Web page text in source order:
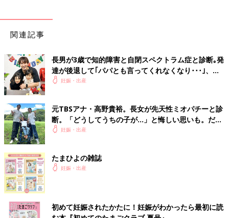
関連記事
長男が3歳で知的障害と自閉スペクトラム症と診断｡発
達が後退して｢パパとも言ってくれなくなり･･･｣、元
プロバスケ選手･岡田優介
妊娠・出産
元TBSアナ・高野貴裕。長女が先天性ミオパチーと診
断。「どうしてうちの子が…」と悔しい思いも。だか
らこそ、娘との時間を全力で楽しみたい
妊娠・出産
たまひよの雑誌
妊娠・出産
初めて妊娠されたかたに！妊娠がわかったら最初に読